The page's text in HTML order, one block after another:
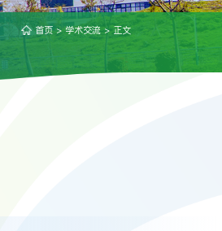
首页 > 学术交流> 正文